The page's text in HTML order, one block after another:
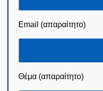
Email (απαραίτητο)
Θέμα (απαραίτητο)